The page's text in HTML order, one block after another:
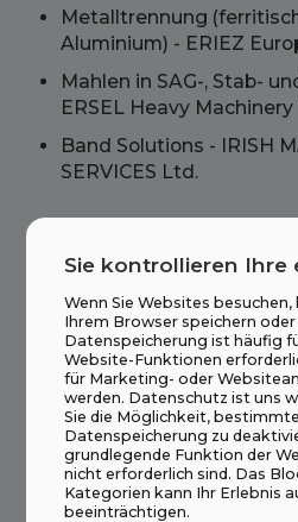
Metalltrennung
Aluminium) - ERIEZ
Mahlen in SAG-, Stab-
ERSEL Heavy Machinery
Band Solutions - IRISH
SERVICES Ltd.
Sie kontrollieren Ihre
Wenn Sie Websites
Ihrem Browser speichern
Datenspeicherung ist häufig
Website-Funktionen
für Marketing- oder
werden. Datenschutz ist uns
Sie die Möglichkeit,
Datenspeicherung zu
grundlegende Funktion der
nicht erforderlich sind. Das
Kategorien kann Ihr Erlebnis
beeinträchtigen.